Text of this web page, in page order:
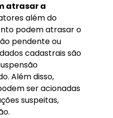
atrasar a
além do
podem atrasar o
pendente ou
cadastrais são
Além disso,
ser acionadas
suspeitas,